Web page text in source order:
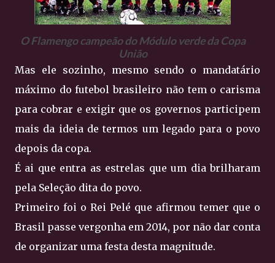
O Flamengo campeão do Módulo verde da Copa
União
Mas ele sozinho, mesmo sendo o mandatário
máximo do futebol brasileiro não tem o carisma
para cobrar e exigir que os governos participem
mais da ideia de termos um legado para o povo
depois da copa.
É ai que entra as estrelas que um dia brilharam
pela Seleção dita do povo.
Primeiro foi o Rei Pelé que afirmou temer que o
Brasil passe vergonha em 2014, por não dar conta
de organizar uma festa desta magnitude.